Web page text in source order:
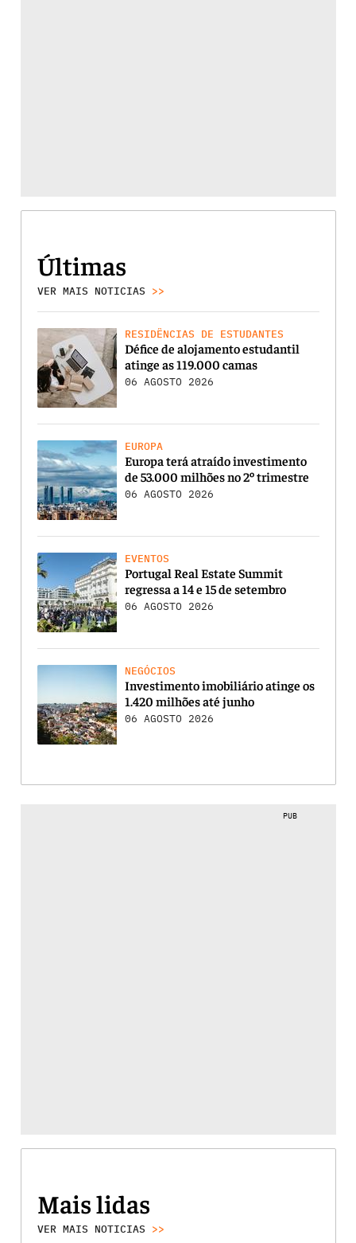
Últimas
VER MAIS NOTICIAS >>
RESIDÊNCIAS DE ESTUDANTES
Défice de alojamento estudantil
atinge as 119.000 camas
06 AGOSTO 2026
EUROPA
Europa terá atraído investimento
de 53.000 milhões no 2º trimestre
06 AGOSTO 2026
EVENTOS
Portugal Real Estate Summit
regressa a 14 e 15 de setembro
06 AGOSTO 2026
NEGÓCIOS
Investimento imobiliário atinge os
1.420 milhões até junho
06 AGOSTO 2026
PUB
Mais lidas
VER MAIS NOTICIAS >>